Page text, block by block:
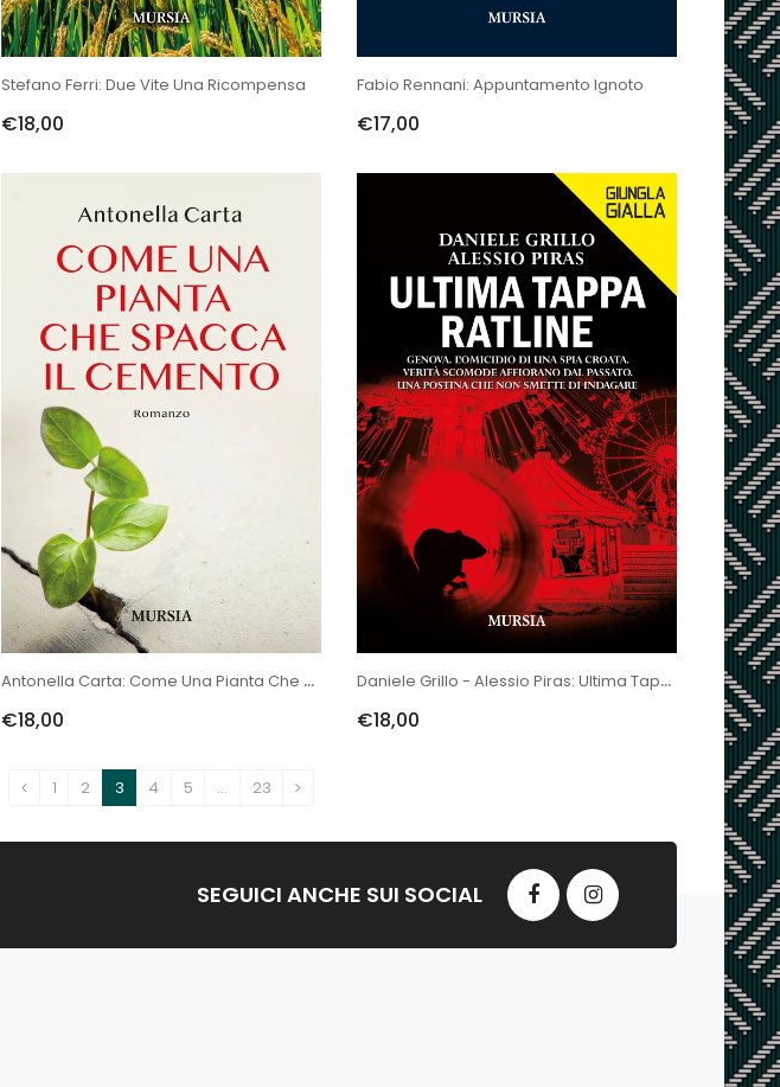
Stefano Ferri: Due Vite Una Ricompensa
€18,00
Fabio Rennani: Appuntamento Ignoto
€17,00
Antonella Carta: Come Una Pianta Che Spacca Il Cemento
€18,00
Daniele Grillo - Alessio Piras: Ultima Tappa Ratline
€18,00
1 2 3 4 5 … 23
SEGUICI ANCHE SUI SOCIAL